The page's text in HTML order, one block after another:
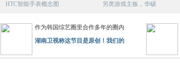
HTC智能手表概念图
另类游戏主板，华硕
作为韩国综艺圈里合作多年的圈内
湖南卫视称这节目是原创！我们的